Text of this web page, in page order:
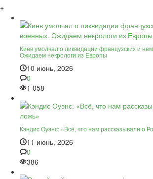
+
Киев умолчал о ликвидации французских и
Ожидаем некрологи из Европы
10 июнь, 2026
0
1 058
Кэндис Оуэнс: «Всё, что нам рассказывали о
11 июнь, 2026
0
386